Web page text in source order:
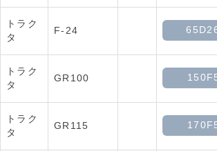
トラク
タ
F-24
トラク
タ
GR100
トラク
タ
GR115